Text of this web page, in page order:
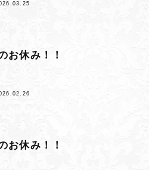
お休み！！
お休み！！